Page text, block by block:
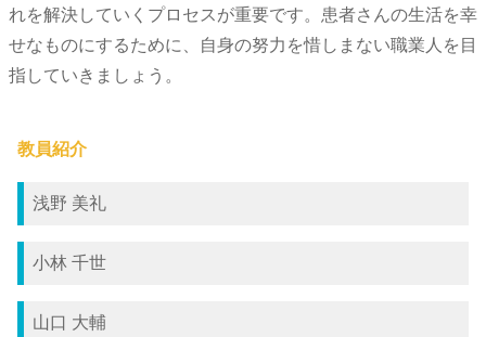
れを解決していくプロセスが重要です。患者さんの生活を幸
せなものにするために、自身の努力を惜しまない職業人を目
指していきましょう。
教員紹介
浅野 美礼
小林 千世
山口 大輔